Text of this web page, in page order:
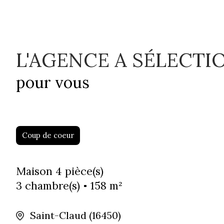
L'AGENCE A
pour vous
Coup de coeur
Maison 4 pièce(s)
3 chambre(s)
158 m²
Saint-Claud (16450)